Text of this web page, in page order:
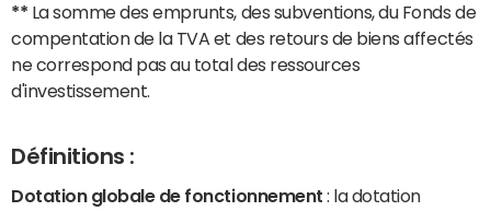
** La somme des emprunts, des subventions, du Fonds de
compentation de la TVA et des retours de biens affectés
ne correspond pas au total des ressources
d'investissement.
Définitions :
Dotation globale de fonctionnement : la dotation